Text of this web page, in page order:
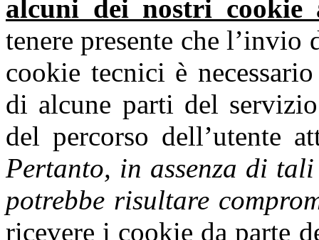
alcuni dei nostri cookie
tenere presente che
cookie tecnici è
di alcune parti del
del percorso dell’utente
Pertanto, in assenza di
potrebbe risultare
ricevere i cookie da parte